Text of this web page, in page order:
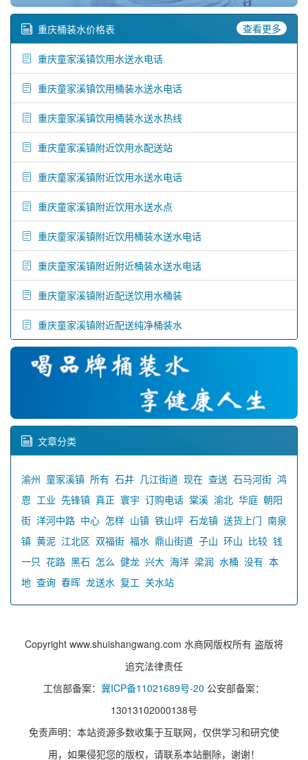
重庆桶装水价格表 查看更多
重庆童家溪镇饮用水送水电话
重庆童家溪镇饮用桶装水送水电话
重庆童家溪镇饮用桶装水送水热线
重庆童家溪镇附近饮用水配送站
重庆童家溪镇附近饮用水送水电话
重庆童家溪镇附近饮用水送水点
重庆童家溪镇附近饮用桶装水送水电话
重庆童家溪镇附近附近桶装水送水电话
重庆童家溪镇附近配送饮用水桶装
重庆童家溪镇附近配送纯净桶装水
文章分类
渝州 童家溪镇 所有 石井 几江街道 现在 查送 石马河街 鸿
恩 工业 先锋镇 真正 寰宇 订购电话 棠溪 渝北 华庭 朝阳
街 洋河中路 中心 怎样 山镇 铁山坪 石龙镇 送货上门 南泉
镇 黄泥 江北区 双福街 福水 鼎山街道 子山 环山 比较 钱
一只 花路 黑石 怎么 健龙 兴大 海洋 梁润 水桶 没有 本
地 查询 春晖 龙送水 复工 关水站
Copyright www.shuishangwang.com 水商网版权所有 盗版将
追究法律责任
工信部备案： 冀ICP备11021689号-20 公安部备案：
13013102000138号
免责声明：本站资源多数收集于互联网，仅供学习和研究使
用，如果侵犯您的版权，请联系本站删除，谢谢！